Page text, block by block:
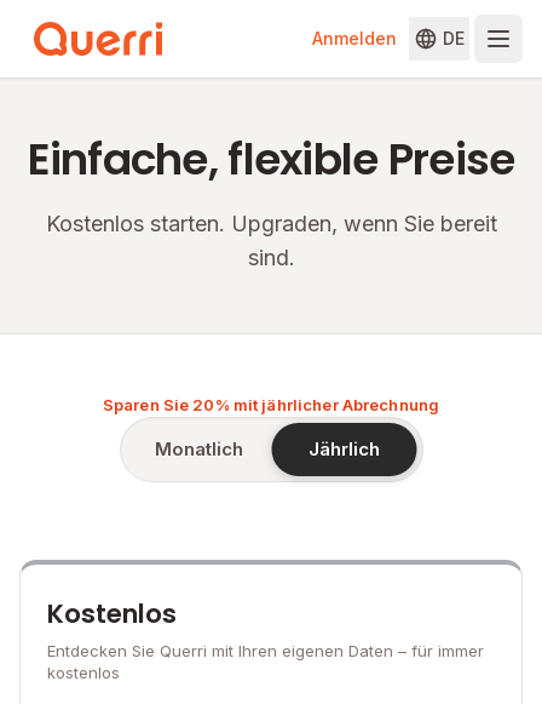
Anmelden DE
Einfache, flexible Preise
Kostenlos starten. Upgraden, wenn Sie bereit
sind.
Sparen Sie 20% mit jährlicher Abrechnung
Monatlich Jährlich
Kostenlos
Entdecken Sie Querri mit Ihren eigenen Daten – für immer
kostenlos